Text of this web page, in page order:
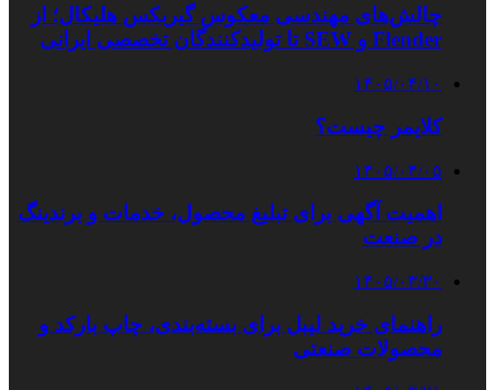
چالش‌های مهندسی معکوس گیربکس هلیکال؛ از
Flender و SEW تا تولیدکنندگان تخصصی ایرانی
۱۴۰۵/۰۴/۱۰
کلایمر چیست؟
۱۴۰۵/۰۴/۰۵
اهمیت آگهی برای تبلیغ محصول، خدمات و برندینگ
در صنعت
۱۴۰۵/۰۳/۳۰
راهنمای خرید لیبل برای بسته‌بندی، چاپ بارکد و
محصولات صنعتی